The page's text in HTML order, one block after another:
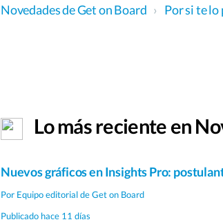
Novedades de Get on Board › Por si te lo
Lo más reciente en
Nuevos gráficos en Insights Pro:
Por Equipo editorial de Get on Board
Publicado hace 11 días